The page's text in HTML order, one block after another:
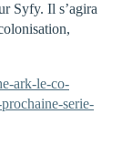
Syfy. Il s’agira
ark-le-co-
serie-